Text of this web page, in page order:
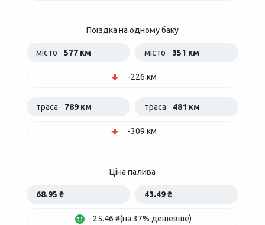
Поїздка на одному баку
місто 577 км місто 351 км
-226 км
траса 789 км траса 481 км
-309 км
Ціна палива
68.95 ₴ 43.49 ₴
25.46 ₴(на 37% дешевше)